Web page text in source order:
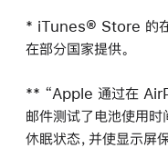
* iTunes® Store 的在
在部分国家提供。
** “Apple 通过在
邮件测试了电池使用时
休眠状态，并使显示屏